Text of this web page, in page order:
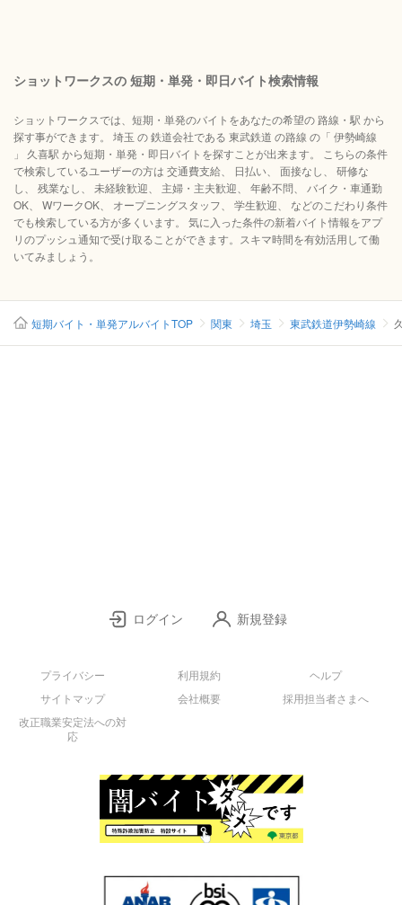
ショットワークスの 短期・単発・即日バイト検索情報
ショットワークスでは、短期・単発のバイトをあなたの希望の 路線・駅 から
探す事ができます。 埼玉 の 鉄道会社である 東武鉄道 の路線 の「 伊勢崎線
」 久喜駅 から短期・単発・即日バイトを探すことが出来ます。 こちらの条件
で検索しているユーザーの方は 交通費支給、 日払い、 面接なし、 研修な
し、 残業なし、 未経験歓迎、 主婦・主夫歓迎、 年齢不問、 バイク・車通勤
OK、 WワークOK、 オープニングスタッフ、 学生歓迎、 などのこだわり条件
でも検索している方が多くいます。 気に入った条件の新着バイト情報をアプ
リのプッシュ通知で受け取ることができます。スキマ時間を有効活用して働
いてみましょう。
短期バイト・単発アルバイトTOP 関東 埼玉 東武鉄道伊勢崎線
ログイン 新規登録
プライバシー 利用規約
ヘルプ
サイトマップ
会社概要
採用担当者さまへ
改正職業安定法への対
応